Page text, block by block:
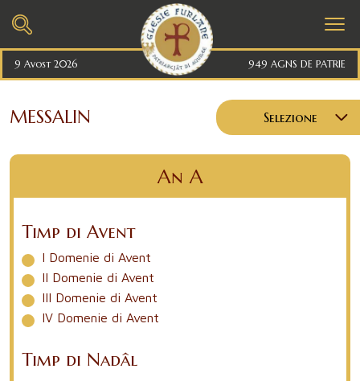
9 Avost 2026 949 AGNS DE PATRIE
MESSALIN Selezione
An A
Timp di Avent
I Domenie di Avent
II Domenie di Avent
III Domenie di Avent
IV Domenie di Avent
Timp di Nadâl